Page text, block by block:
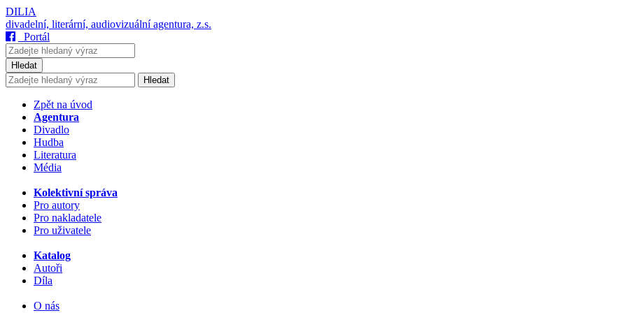
DILIA
divadelní, literární, audiovizuální agentura, z.s.
Portál
Hledat
Hledat
Zpět na úvod
Agentura
Divadlo
Hudba
Literatura
Média
Kolektivní správa
Pro autory
Pro nakladatele
Pro uživatele
Katalog
Autoři
Díla
O nás